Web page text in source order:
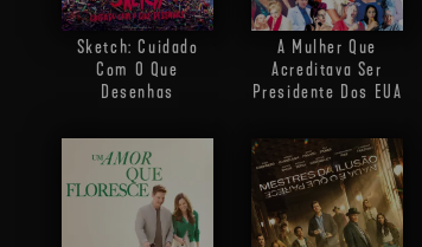
Sketch: Cuidado
Com O Que
Desenhas
A Mulher Que
Acreditava Ser
Presidente Dos EUA